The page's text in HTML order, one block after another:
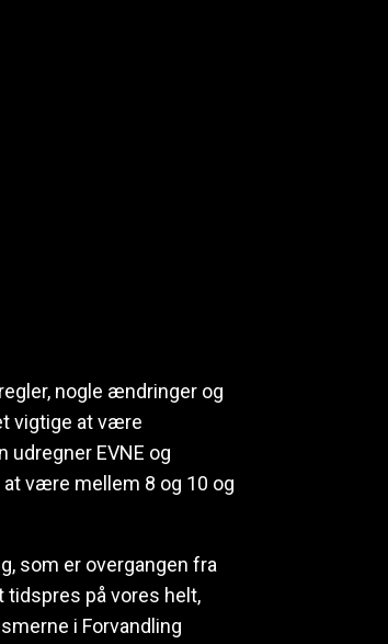
nogle ændringer og
vigtige at være
EVNE og
at være mellem 8 og 10 og
som er overgangen fra
tidspres på vores helt,
i Forvandling